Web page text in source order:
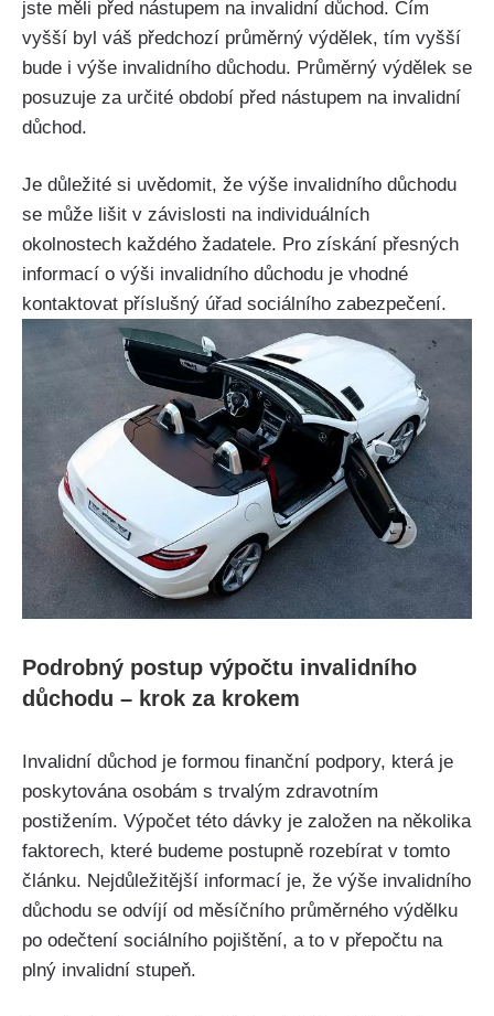
jste měli před nástupem na invalidní důchod. Čím
vyšší byl váš předchozí průměrný výdělek, tím vyšší
bude i výše invalidního důchodu. Průměrný výdělek se
posuzuje za určité období před nástupem na invalidní
důchod.
Je důležité si uvědomit, že výše invalidního důchodu
se může lišit v závislosti na individuálních
okolnostech každého žadatele. Pro získání přesných
informací o výši invalidního důchodu je vhodné
kontaktovat příslušný úřad sociálního zabezpečení.
Podrobný postup výpočtu invalidního
důchodu – krok za krokem
Invalidní důchod je formou finanční podpory, která je
poskytována osobám s trvalým zdravotním
postižením. Výpočet této dávky je založen na několika
faktorech, které budeme postupně rozebírat v tomto
článku. Nejdůležitější informací je, že výše invalidního
důchodu se odvíjí od měsíčního průměrného výdělku
po odečtení sociálního pojištění, a to v přepočtu na
plný invalidní stupeň.